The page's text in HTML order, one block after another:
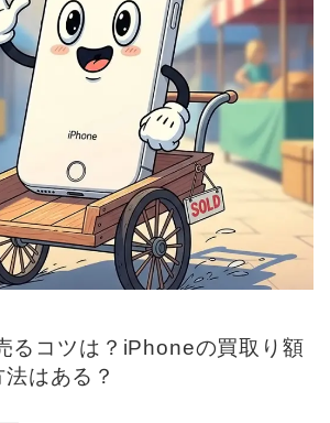
るコツは？iPhoneの買取り額
はある？